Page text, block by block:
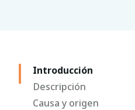
Introducción
Descripción
Causa y origen